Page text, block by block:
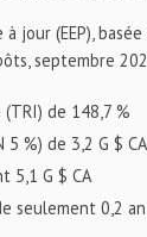
jour (EEP),
septembre
de 148,7 %
%) de 3,2 G $ CA
5,1 G $ CA
seulement 0,2 an